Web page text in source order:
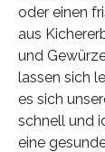
oder einen
aus
und
lassen sich
es sich
schnell und
eine